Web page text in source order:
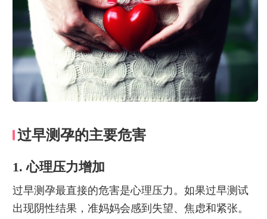
过早测孕的主要危害
1. 心理压力增加
过早测孕最直接的危害是心理压力。如果过早测试
出现阴性结果，准妈妈会感到失望、焦虑和紧张。